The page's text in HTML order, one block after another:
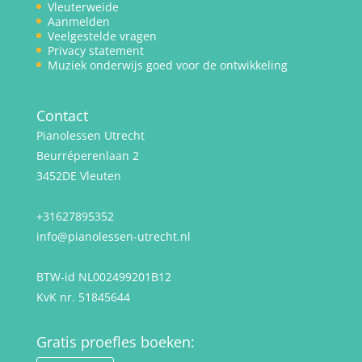
Vleuterweide
Aanmelden
Veelgestelde vragen
Privacy statement
Muziek onderwijs goed voor de ontwikkeling
Contact
Pianolessen Utrecht
Beurréperenlaan 2
3452DE Vleuten
+31627895352
info@pianolessen-utrecht.nl
BTW-id NL002499201B12
KvK nr. 51845644
Gratis proefles boeken: